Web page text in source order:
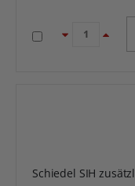
Schiedel SIH